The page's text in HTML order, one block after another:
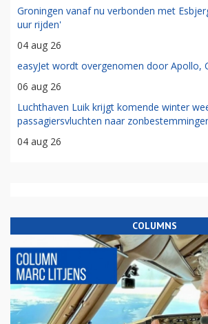
Groningen vanaf nu verbonden met
uur rijden'
04 aug 26
easyJet wordt overgenomen door Apollo,
06 aug 26
Luchthaven Luik krijgt komende winter
passagiersvluchten naar
04 aug 26
COLUMNS